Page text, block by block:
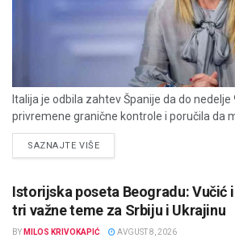
Italija je odbila zahtev Španije da do nedelje
privremene granične kontrole i poručila da
SAZNAJTE VIŠEDETAILS
Istorijska poseta Beogradu: Vučić
tri važne teme za Srbiju i Ukrajinu
BY MILOS KRIVOKAPIĆ AVGUST 8, 2026